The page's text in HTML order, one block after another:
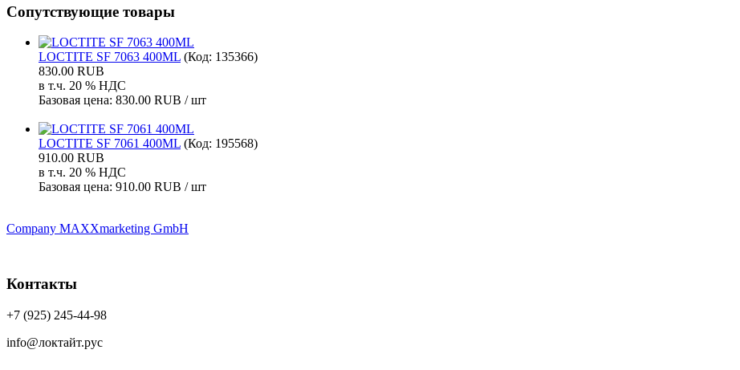
Сопутствующие товары
LOCTITE SF 7063 400ML (Код: 135366)
830.00 RUB
в т.ч. 20 % НДС
Базовая цена: 830.00 RUB / шт
LOCTITE SF 7061 400ML (Код: 195568)
910.00 RUB
в т.ч. 20 % НДС
Базовая цена: 910.00 RUB / шт
Company MAXXmarketing GmbH
Контакты
+7 (925) 245-44-98
info@локтайт.рус